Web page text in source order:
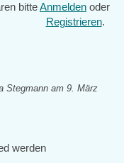
bitteAnmelden oder
Registrieren.
Stegmann am 9. März
werden